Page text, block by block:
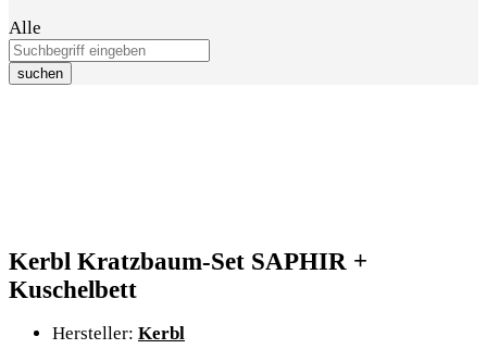
Alle
suchen
Kerbl Kratzbaum-Set SAPHIR +
Kuschelbett
Hersteller: Kerbl